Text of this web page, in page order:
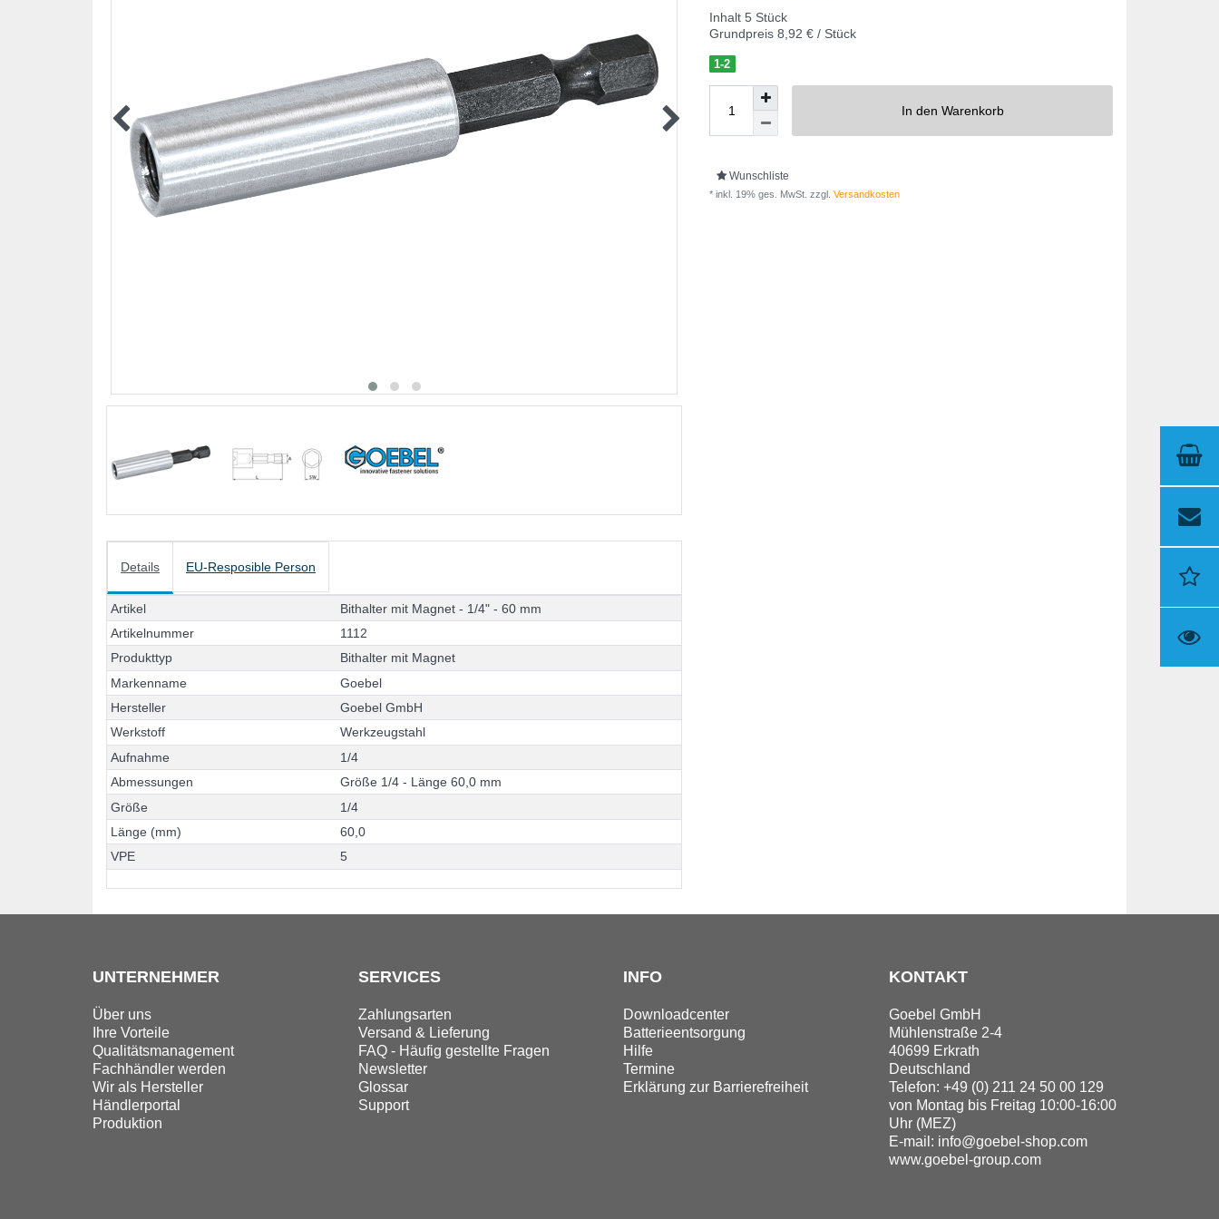
Inhalt 5 Stück
Grundpreis 8,92 € / Stück
1-2
In den Warenkorb
Wunschliste
* inkl. 19% ges. MwSt. zzgl. Versandkosten
Details EU-Resposible Person
Artikel Bithalter mit Magnet - 1/4" - 60 mm
Artikelnummer 111 2
Produkttyp Bithalter mit Magnet
Markenname Goebel
Hersteller Goebel GmbH
Werkstoff Werkzeugstahl
Aufnahme 1/4
Abmessungen Größe 1/4 - Länge 60 ,0 mm
Größe 1/4
Länge (mm) 60 ,0
VPE 5
UNTERNEHMER
Über uns
Ihre Vorteile
Qualitätsmanagement
Fachhändler werden
Wir als Hersteller
Händlerportal
Produktion
SERVICES
Zahlungsarten
Versand & Lieferung
FAQ - Häufig gestellte Fragen
Newsletter
Glossar
Support
INFO
Downloadcenter
Batterieentsorgung
Hilfe
Termine
Erklärung zur Barrierefreiheit
KONTAKT
Goebel GmbH
Mühlenstraße 2-4
40699 Erkrath
Deutschland
Telefon: +49 (0) 211 24 50 00 129
von Montag bis Freitag 10:00-16:00
Uhr (MEZ)
E-mail: info@goebel-shop.com
www.goebel-group.com